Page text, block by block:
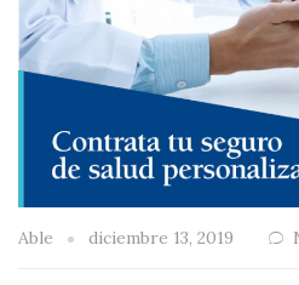
Able diciembre 13, 2019